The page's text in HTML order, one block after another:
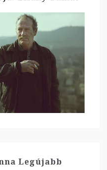
Legújabb